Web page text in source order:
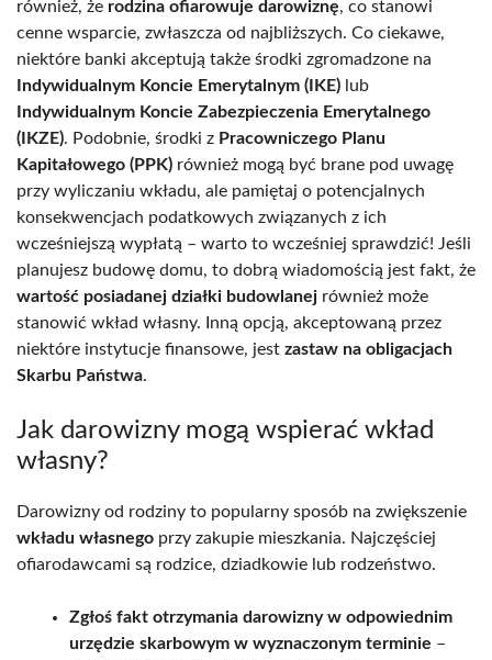
również, że rodzina ofiarowuje darowiznę, co stanowi
cenne wsparcie, zwłaszcza od najbliższych. Co ciekawe,
niektóre banki akceptują także środki zgromadzone na
Indywidualnym Koncie Emerytalnym (IKE) lub
Indywidualnym Koncie Zabezpieczenia Emerytalnego
(IKZE). Podobnie, środki z Pracowniczego Planu
Kapitałowego (PPK) również mogą być brane pod uwagę
przy wyliczaniu wkładu, ale pamiętaj o potencjalnych
konsekwencjach podatkowych związanych z ich
wcześniejszą wypłatą – warto to wcześniej sprawdzić! Jeśli
planujesz budowę domu, to dobrą wiadomością jest fakt, że
wartość posiadanej działki budowlanej również może
stanowić wkład własny. Inną opcją, akceptowaną przez
niektóre instytucje finansowe, jest zastaw na obligacjach
Skarbu Państwa.
Jak darowizny mogą wspierać wkład
własny?
Darowizny od rodziny to popularny sposób na zwiększenie
wkładu własnego przy zakupie mieszkania. Najczęściej
ofiarodawcami są rodzice, dziadkowie lub rodzeństwo.
Zgłoś fakt otrzymania darowizny w odpowiednim
urzędzie skarbowym w wyznaczonym terminie –